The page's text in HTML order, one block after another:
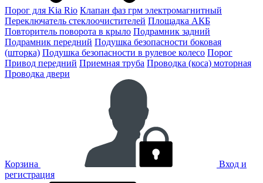
Порог для Kia Rio Клапан фаз грм электромагнитный
Переключатель стеклоочистителей Площадка АКБ
Повторитель поворота в крыло Подрамник задний
Подрамник передний Подушка безопасности боковая
(шторка) Подушка безопасности в рулевое колесо Порог
Привод передний Приемная труба Проводка (коса) моторная
Проводка двери
Корзина
Вход и
регистрация